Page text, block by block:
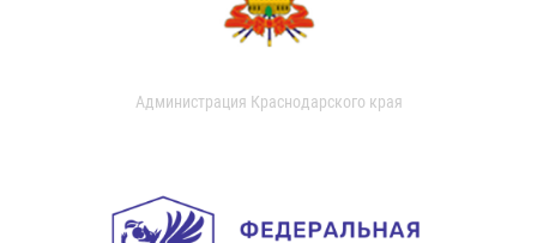
Администрация Краснодарского края